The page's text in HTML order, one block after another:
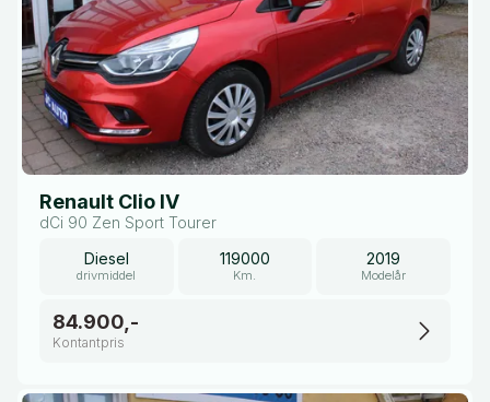
Renault Clio IV
dCi 90 Zen Sport Tourer
Diesel
drivmiddel
119000
Km.
2019
Modelår
84.900,-
Kontantpris